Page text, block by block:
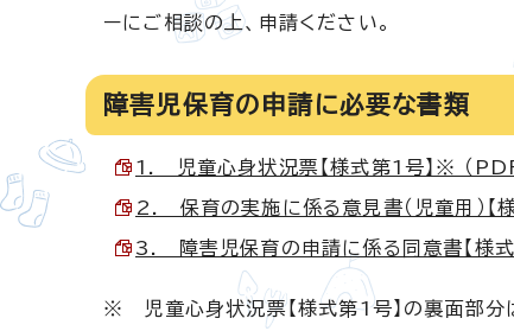
ーにご相談の上、申請ください。
障害児保育の申請に必要な書類
1. 児童心身状況票【様式第1号】※ （
2. 保育の実施に係る意見書（児童用）
3. 障害児保育の申請に係る同意書【様
※ 児童心身状況票【様式第1号】の裏面部分